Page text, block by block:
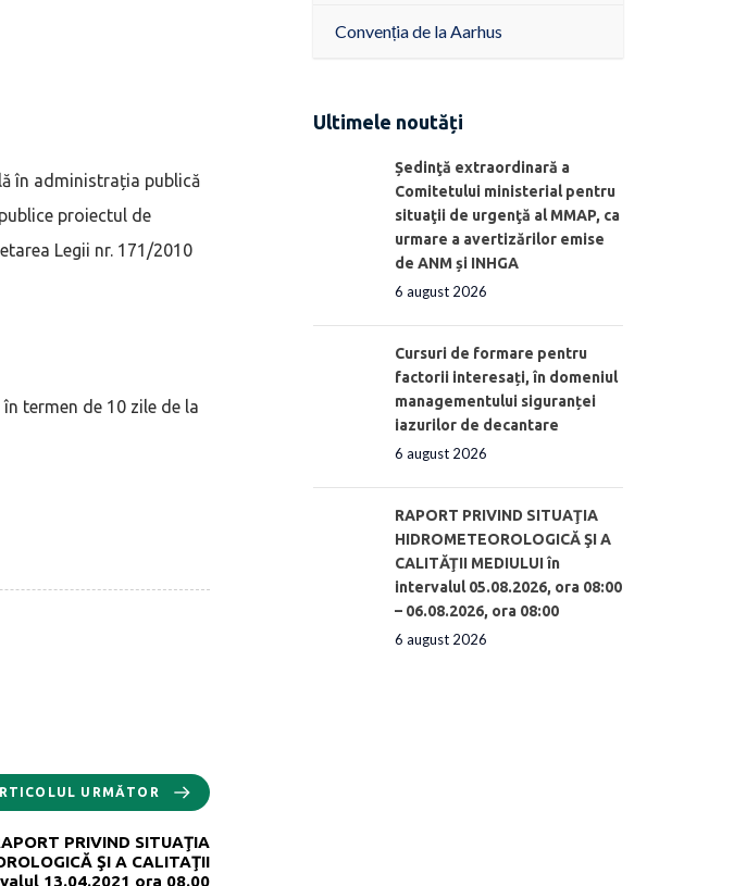
în administrația publică
proiectul de
Legii nr. 171/2010
termen de 10 zile de la
URMĂTOR
PRIVIND SITUAŢIA
ŞI A CALITAŢII
13.04.2021 ora 08.00
Convenția de la Aarhus
Ultimele noutăți
Ședinţă extraordinară a
Comitetului ministerial pentru
situaţii de urgenţă al MMAP, ca
urmare a avertizărilor emise
de ANM și INHGA
6 august 2026
Cursuri de formare pentru
factorii interesați, în domeniul
managementului siguranței
iazurilor de decantare
6 august 2026
RAPORT PRIVIND SITUAŢIA
HIDROMETEOROLOGICĂ ŞI A
CALITĂŢII MEDIULUI în
intervalul 05.08.2026, ora 08:00
– 06.08.2026, ora 08:00
6 august 2026